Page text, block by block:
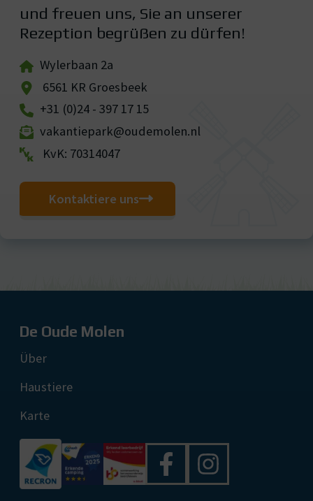
und freuen uns, Sie an unserer
Rezeption begrüßen zu dürfen!
Wylerbaan 2a
6561 KR Groesbeek
+31 (0)24 - 397 17 15
vakantiepark@oudemolen.nl
KvK: 70314047
Kontaktiere uns
De Oude Molen
Über
Haustiere
Karte